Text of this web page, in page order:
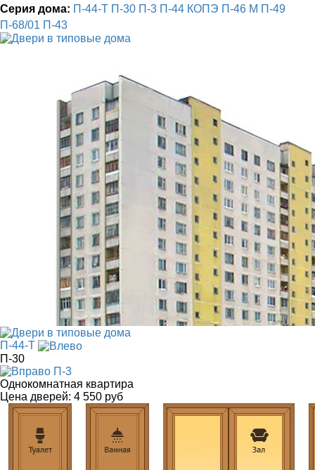
Серия дома: П-44-Т П-30 П-3 П-44 КОПЭ П-46 М П-49
П-68/01 П-43
П-44-Т
П-30
П-3
Однокомнатная квартира
Цена дверей: 4 550 руб